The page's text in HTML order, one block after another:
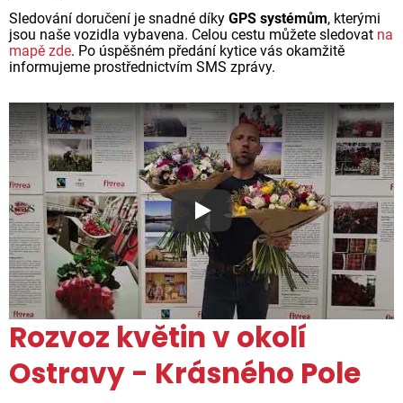
Sledování doručení je snadné díky GPS systémům, kterými
jsou naše vozidla vybavena. Celou cestu můžete sledovat na
mapě zde. Po úspěšném předání kytice vás okamžitě
informujeme prostřednictvím SMS zprávy.
Proč jsou květiny z Florea
Rozvoz květin v okolí
Ostravy - Krásného Pole